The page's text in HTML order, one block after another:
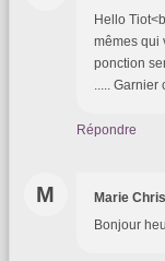
Hello
mêmes qui
ponction
..... Garnier
Répondre
M Marie
Bonjour